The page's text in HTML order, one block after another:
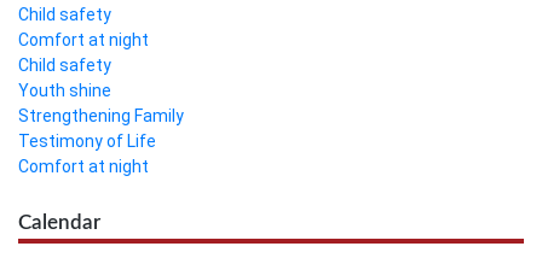
Child safety
Comfort at night
Child safety
Youth shine
Strengthening Family
Testimony of Life
Comfort at night
Calendar